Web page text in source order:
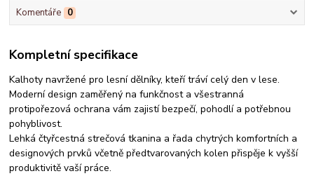
Komentáře 0
Kompletní specifikace
Kalhoty navržené pro lesní dělníky, kteří tráví celý den v lese.
Moderní design zaměřený na funkčnost a všestranná
protipořezová ochrana vám zajistí bezpečí, pohodlí a potřebnou
pohyblivost.
Lehká čtyřcestná strečová tkanina a řada chytrých komfortních a
designových prvků včetně předtvarovaných kolen přispěje k vyšší
produktivitě vaší práce.